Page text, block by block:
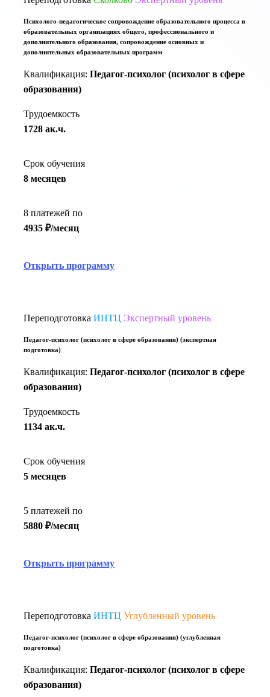
Психолого-педагогическое сопровождение образовательного процесса в
образовательных организациях общего, профессионального и
дополнительного образования, сопровождение основных и
дополнительных образовательных программ
Квалификация: Педагог-психолог (психолог в сфере
образования)
Трудоемкость
1728 ак.ч.
Срок обучения
8 месяцев
8 платежей по
4935 ₽/месяц
Открыть программу
Переподготовка ИНТЦ Экспертный уровень
Педагог-психолог (психолог в сфере образования) (экспертная
подготовка)
Квалификация: Педагог-психолог (психолог в сфере
образования)
Трудоемкость
1134 ак.ч.
Срок обучения
5 месяцев
5 платежей по
5880 ₽/месяц
Открыть программу
Переподготовка ИНТЦ Углубленный уровень
Педагог-психолог (психолог в сфере образования) (углубленная
подготовка)
Квалификация: Педагог-психолог (психолог в сфере
образования)